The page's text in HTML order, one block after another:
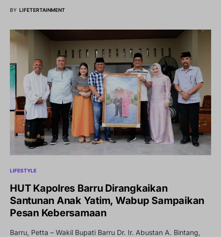
BY LIFETERTAINMENT
LIFESTYLE
HUT Kapolres Barru Dirangkaikan
Santunan Anak Yatim, Wabup Sampaikan
Pesan Kebersamaan
Barru, Petta – Wakil Bupati Barru Dr. Ir. Abustan A. Bintang,